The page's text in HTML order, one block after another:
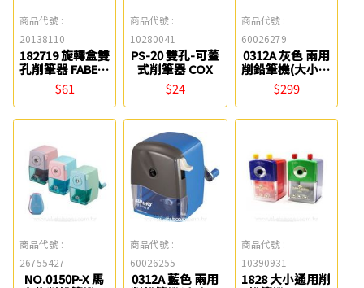
商品代號 :
20138110
182719 旋轉盒雙
孔削筆器 FABER-
CASTELL
$61
商品代號 :
10280041
PS-20 雙孔-可蓋
式削筆器 COX
$24
商品代號 :
60026279
0312A 灰色 兩用
削鉛筆機(大小通
吃) KW-triO
$299
商品代號 :
26755427
NO.0150P-X 馬
商品代號 :
60026255
0312A 藍色 兩用
商品代號 :
10390931
1828 大小通用削